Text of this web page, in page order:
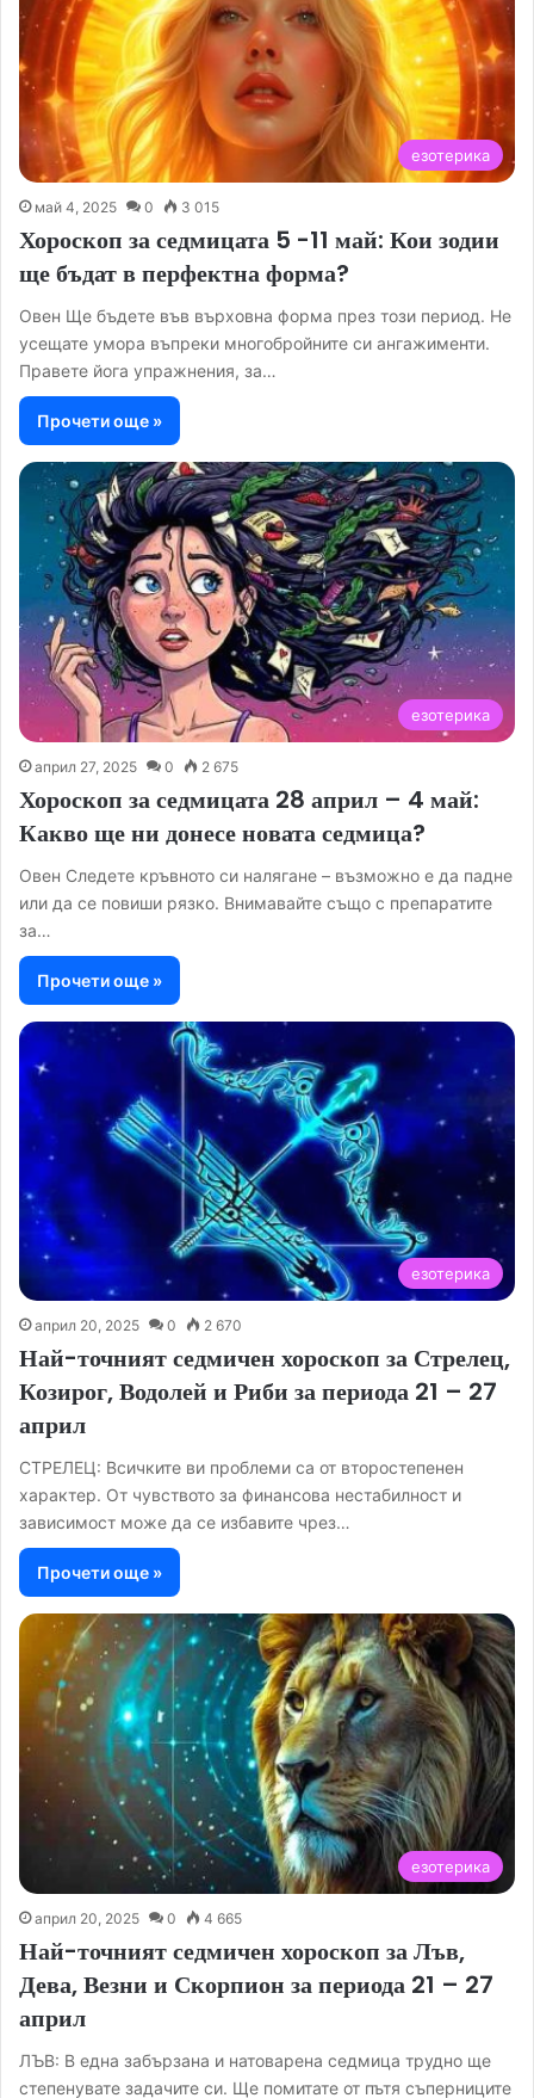
езотерика
май 4, 2025 0 3 015
Хороскоп за седмицата 5 -11 май: Кои зодии
ще бъдат в перфектна форма?
Овен Ще бъдете във върховна форма през този период. Не
усещате умора въпреки многобройните си ангажименти.
Правете йога упражнения, за…
Прочети още »
езотерика
април 27, 2025 0 2 675
Хороскоп за седмицата 28 април – 4 май:
Какво ще ни донесе новата седмица?
Овен Следете кръвното си налягане – възможно е да падне
или да се повиши рязко. Внимавайте също с препаратите
за…
Прочети още »
езотерика
април 20, 2025 0 2 670
Най-точният седмичен хороскоп за Стрелец,
Козирог, Водолей и Риби за периода 21 – 27
април
СТРЕЛЕЦ: Всичките ви проблеми са от второстепенен
характер. От чувството за финансова нестабилност и
зависимост може да се избавите чрез…
Прочети още »
езотерика
април 20, 2025 0 4 665
Най-точният седмичен хороскоп за Лъв,
Дева, Везни и Скорпион за периода 21 – 27
април
ЛЪВ: В една забързана и натоварена седмица трудно ще
степенувате задачите си. Ще помитате от пътя съперниците